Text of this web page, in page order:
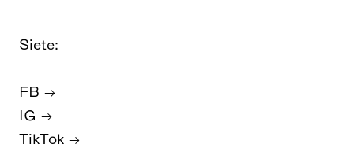
Siete:
FB
IG
TikTok